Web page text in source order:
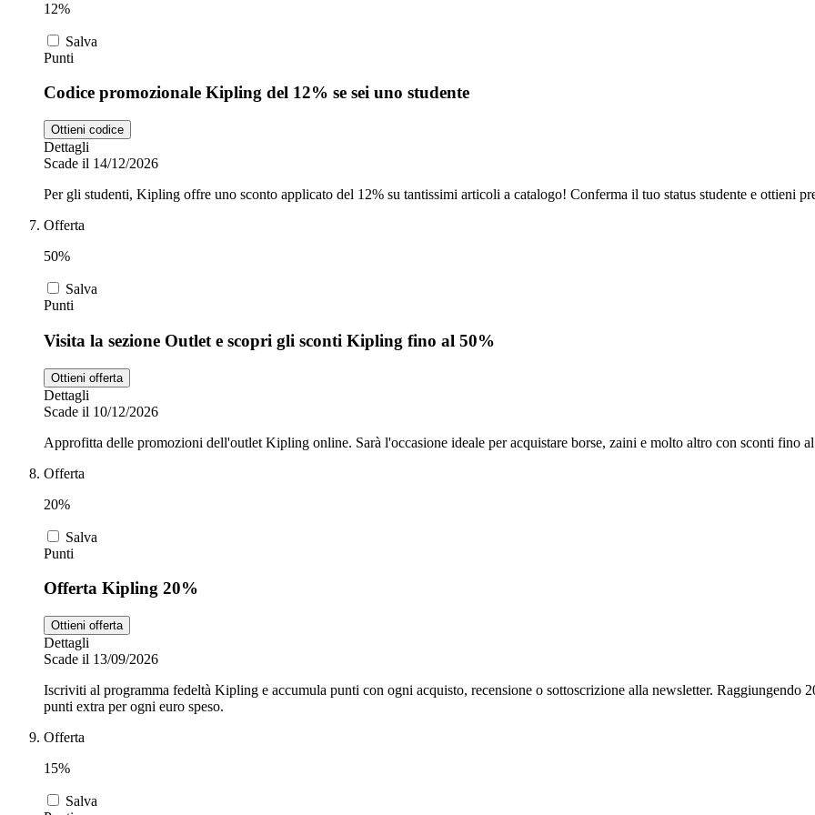
12%
Salva
Punti
Codice promozionale Kipling del 12% se sei uno studente
Ottieni codice
Dettagli
Scade il 14/12/2026
Per gli studenti, Kipling offre uno sconto applicato del 12% su tantissimi articoli a catalogo! Conferma il tuo status studente e ottieni
Offerta
50%
Salva
Punti
Visita la sezione Outlet e scopri gli sconti Kipling fino al 50%
Ottieni offerta
Dettagli
Scade il 10/12/2026
Approfitta delle promozioni dell'outlet Kipling online. Sarà l'occasione ideale per acquistare borse, zaini e molto altro con sconti fino
Offerta
20%
Salva
Punti
Offerta Kipling 20%
Ottieni offerta
Dettagli
Scade il 13/09/2026
Iscriviti al programma fedeltà Kipling e accumula punti con ogni acquisto, recensione o sottoscrizione alla newsletter. Raggiungendo
punti extra per ogni euro speso.
Offerta
15%
Salva